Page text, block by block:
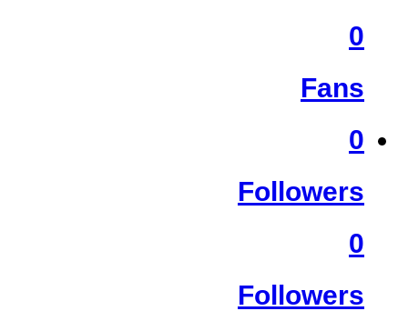
0
Fans
0
Followers
0
Followers